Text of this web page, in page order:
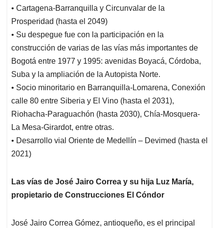
• Cartagena-Barranquilla y Circunvalar de la
Prosperidad (hasta el 2049)
• Su despegue fue con la participación en la
construcción de varias de las vías más importantes de
Bogotá entre 1977 y 1995: avenidas Boyacá, Córdoba,
Suba y la ampliación de la Autopista Norte.
• Socio minoritario en Barranquilla-Lomarena, Conexión
calle 80 entre Siberia y El Vino (hasta el 2031),
Riohacha-Paraguachón (hasta 2030), Chía-Mosquera-
La Mesa-Girardot, entre otras.
• Desarrollo vial Oriente de Medellín – Devimed (hasta el
2021)
Las vías de José Jairo Correa y su hija Luz María,
propietario de Construcciones El Cóndor
José Jairo Correa Gómez, antioqueño, es el principal